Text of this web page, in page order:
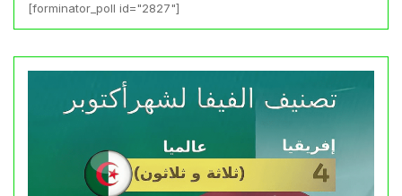
[forminator_poll id="2827"]